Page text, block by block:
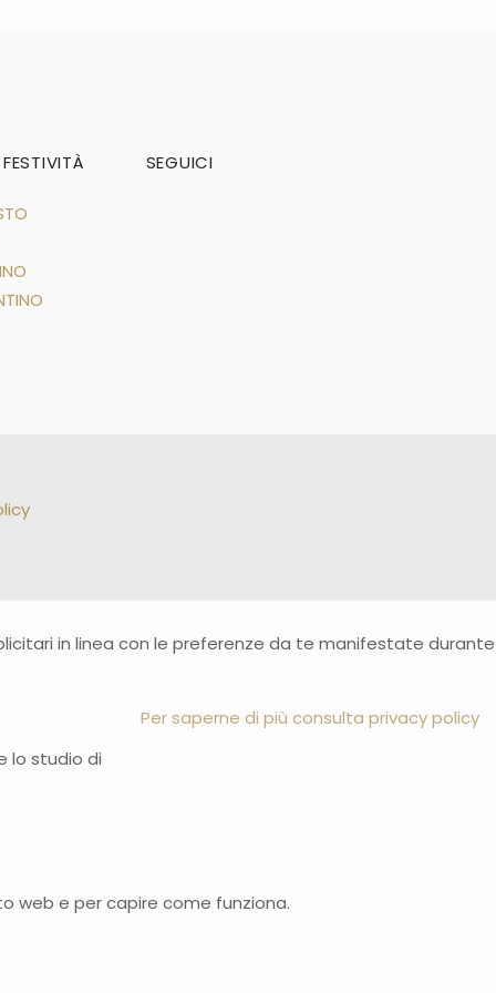
SEGUICI
in linea con le preferenze da te manifestate durante
Per saperne di più consulta privacy policy
lo studio di
web e per capire come funziona.